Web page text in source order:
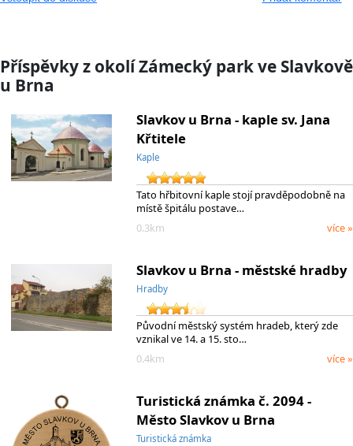
Příspěvky z okolí Zámecký park ve Slavkově
u Brna
Slavkov u Brna - kaple sv. Jana
Křtitele
Kaple
Tato hřbitovní kaple stojí pravděpodobně na
místě špitálu postave…
0.3km
více »
Slavkov u Brna - městské hradby
Hradby
Původní městský systém hradeb, který zde
vznikal ve 14. a 15. sto…
0.4km
více »
Turistická známka č. 2094 -
Město Slavkov u Brna
Turistická známka